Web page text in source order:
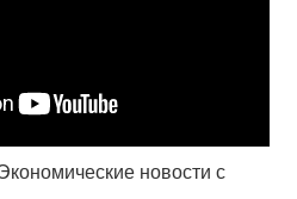
новости с